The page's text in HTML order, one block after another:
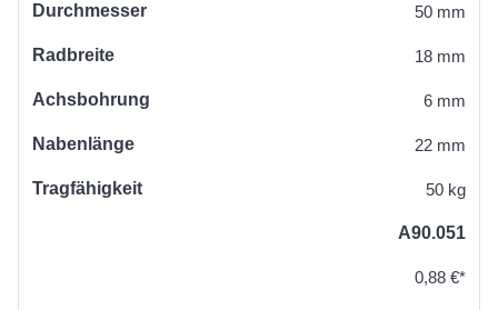
Durchmesser 50 mm
Radbreite 18 mm
Achsbohrung 6 mm
Nabenlänge 22 mm
Tragfähigkeit 50 kg
A90.051
0,88 €*